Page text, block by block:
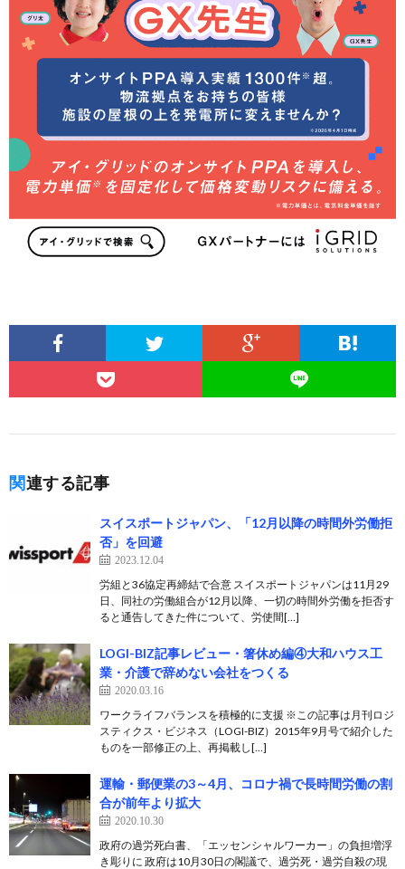
関連する記事
スイスポートジャパン、「12月以降の時間外労働拒
否」を回避
2023.12.04
労組と36協定再締結で合意 スイスポートジャパンは11月29
日、同社の労働組合が12月以降、一切の時間外労働を拒否す
ると通告してきた件について、労使間[…]
LOGI-BIZ記事レビュー・箸休め編④大和ハウス工
業・介護で辞めない会社をつくる
2020.03.16
ワークライフバランスを積極的に支援 ※この記事は月刊ロジ
スティクス・ビジネス（LOGI-BIZ）2015年9月号で紹介した
ものを一部修正の上、再掲載し[…]
運輸・郵便業の3～4月、コロナ禍で長時間労働の割
合が前年より拡大
2020.10.30
政府の過労死白書、「エッセンシャルワーカー」の負担増浮
き彫りに 政府は10月30日の閣議で、過労死・過労自殺の現